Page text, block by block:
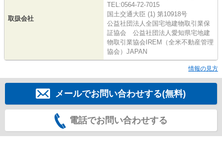
取扱会社
TEL:0564-72-7015
国土交通大臣 (1) 第10918号
公益社団法人全国宅地建物取引業保
証協会 公益社団法人愛知県宅地建
物取引業協会IREM（全米不動産管理
協会）JAPAN
情報の見方
メールでお問い合わせする(無料)
電話でお問い合わせする